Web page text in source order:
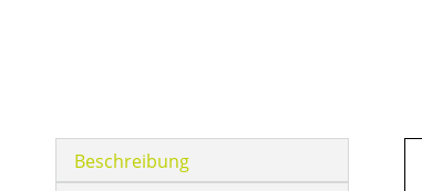
Beschreibung